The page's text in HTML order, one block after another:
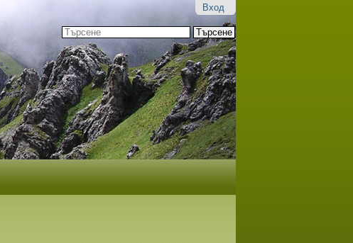
Вход
Търсене
Разширено
търсене...